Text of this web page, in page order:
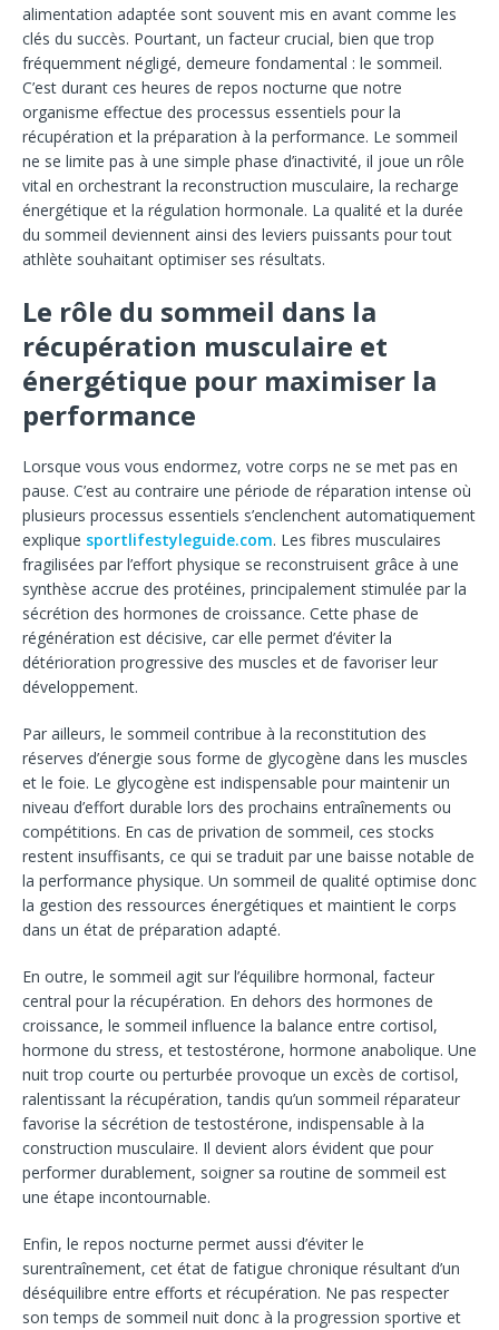
alimentation adaptée sont souvent mis en avant comme les
clés du succès. Pourtant, un facteur crucial, bien que trop
fréquemment négligé, demeure fondamental : le sommeil.
C’est durant ces heures de repos nocturne que notre
organisme effectue des processus essentiels pour la
récupération et la préparation à la performance. Le sommeil
ne se limite pas à une simple phase d’inactivité, il joue un rôle
vital en orchestrant la reconstruction musculaire, la recharge
énergétique et la régulation hormonale. La qualité et la durée
du sommeil deviennent ainsi des leviers puissants pour tout
athlète souhaitant optimiser ses résultats.
Le rôle du sommeil dans la
récupération musculaire et
énergétique pour maximiser la
performance
Lorsque vous vous endormez, votre corps ne se met pas en
pause. C’est au contraire une période de réparation intense où
plusieurs processus essentiels s’enclenchent automatiquement
explique sportlifestyleguide.com. Les fibres musculaires
fragilisées par l’effort physique se reconstruisent grâce à une
synthèse accrue des protéines, principalement stimulée par la
sécrétion des hormones de croissance. Cette phase de
régénération est décisive, car elle permet d’éviter la
détérioration progressive des muscles et de favoriser leur
développement.
Par ailleurs, le sommeil contribue à la reconstitution des
réserves d’énergie sous forme de glycogène dans les muscles
et le foie. Le glycogène est indispensable pour maintenir un
niveau d’effort durable lors des prochains entraînements ou
compétitions. En cas de privation de sommeil, ces stocks
restent insuffisants, ce qui se traduit par une baisse notable de
la performance physique. Un sommeil de qualité optimise donc
la gestion des ressources énergétiques et maintient le corps
dans un état de préparation adapté.
En outre, le sommeil agit sur l’équilibre hormonal, facteur
central pour la récupération. En dehors des hormones de
croissance, le sommeil influence la balance entre cortisol,
hormone du stress, et testostérone, hormone anabolique. Une
nuit trop courte ou perturbée provoque un excès de cortisol,
ralentissant la récupération, tandis qu’un sommeil réparateur
favorise la sécrétion de testostérone, indispensable à la
construction musculaire. Il devient alors évident que pour
performer durablement, soigner sa routine de sommeil est
une étape incontournable.
Enfin, le repos nocturne permet aussi d’éviter le
surentraînement, cet état de fatigue chronique résultant d’un
déséquilibre entre efforts et récupération. Ne pas respecter
son temps de sommeil nuit donc à la progression sportive et